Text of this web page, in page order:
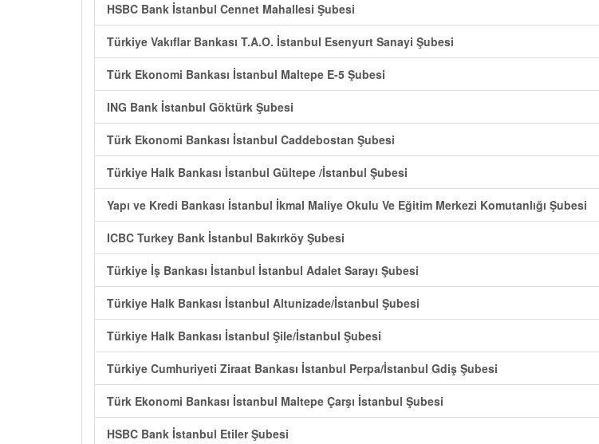
HSBC Bank İstanbul Cennet Mahallesi Şubesi
Türkiye Vakıflar Bankası T.A.O. İstanbul Esenyurt Sanayi Şubesi
Türk Ekonomi Bankası İstanbul Maltepe E-5 Şubesi
ING Bank İstanbul Göktürk Şubesi
Türk Ekonomi Bankası İstanbul Caddebostan Şubesi
Türkiye Halk Bankası İstanbul Gültepe /İstanbul Şubesi
Yapı ve Kredi Bankası İstanbul İkmal Maliye Okulu Ve Eğitim Merkezi Komutanlığı Şubesi
ICBC Turkey Bank İstanbul Bakırköy Şubesi
Türkiye İş Bankası İstanbul İstanbul Adalet Sarayı Şubesi
Türkiye Halk Bankası İstanbul Altunizade/İstanbul Şubesi
Türkiye Halk Bankası İstanbul Şile/İstanbul Şubesi
Türkiye Cumhuriyeti Ziraat Bankası İstanbul Perpa/İstanbul Gdiş Şubesi
Türk Ekonomi Bankası İstanbul Maltepe Çarşı İstanbul Şubesi
HSBC Bank İstanbul Etiler Şubesi